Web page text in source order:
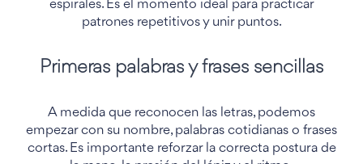
espirales. Es el momento ideal para practicar
patrones repetitivos y unir puntos.
Primeras palabras y frases sencillas
A medida que reconocen las letras, podemos
empezar con su nombre, palabras cotidianas o frases
cortas. Es importante reforzar la correcta postura de